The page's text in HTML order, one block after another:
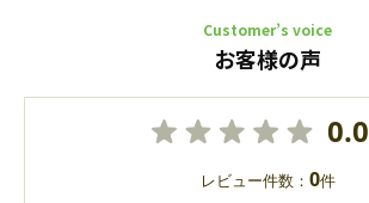
Customer’s voice
お客様の声
0.0
レビュー件数： 0件